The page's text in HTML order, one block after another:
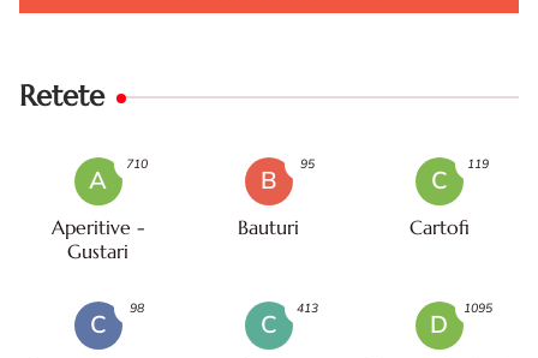
Retete
A
Aperitive -
Gustari
710
B
Bauturi
95
C
Cartofi
119
C
98
C
413
D
1095